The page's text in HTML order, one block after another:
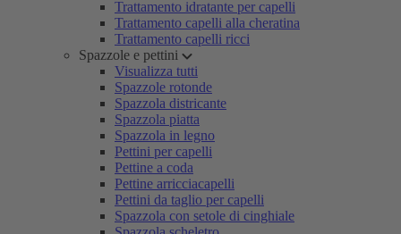
Trattamento idratante per capelli
Trattamento capelli alla cheratina
Trattamento capelli ricci
Spazzole e pettini
Visualizza tutti
Spazzole rotonde
Spazzola districante
Spazzola piatta
Spazzola in legno
Pettini per capelli
Pettine a coda
Pettine arricciacapelli
Pettini da taglio per capelli
Spazzola con setole di cinghiale